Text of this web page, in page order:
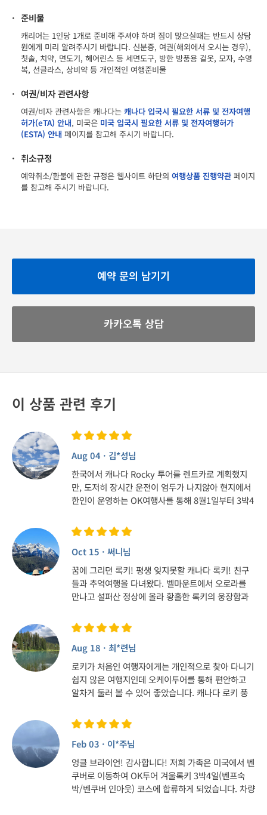
· 준비물
캐리어는 1인당 1개로 준비해 주셔야 하며 짐이 많으실때는 반드시 상담
원에게 미리 알려주시기 바랍니다. 신분증, 여권(해외에서 오시는 경우),
칫솔, 치약, 면도기, 헤어린스 등 세면도구, 방한 방풍용 겉옷, 모자, 수영
복, 선글라스, 상비약 등 개인적인 여행준비물
· 여권/비자 관련사항
여권/비자 관련사항은 캐나다는 캐나다 입국시 필요한 서류 및 전자여행
허가(eTA) 안내, 미국은 미국 입국시 필요한 서류 및 전자여행허가
(ESTA) 안내 페이지를 참고해 주시기 바랍니다.
· 취소규정
예약취소/환불에 관한 규정은 웹사이트 하단의 여행상품 진행약관 페이지
를 참고해 주시기 바랍니다.
예약 문의 남기기
카카오톡 상담
이 상품 관련 후기
Aug 04 · 김*성님
한국에서 캐나다 Rocky 투어를 렌트카로 계획했지
만, 도저히 장시간 운전이 엄두가 나지않아 현지에서
한인이 운영하는 OK여행사를 통해 8월1일부터 3박4
행에서 가장 기대했던 Banff 다운타운과 모레인 호수
를 비롯한 5개 호수를 환상적인 날씨에서 즐길 수 있
었으며, 이동 중 버스 안에서 안드레아 가이드님이 들
려주신 관광지 소개 뿐만 아니라 캐나다 역사와 복지
제도 등도 아주 재미있고 유익했습니다. 대형버스로
편안하게 이동을 도와주신 기사님과, 현지인들에게만
알려진 멋진 장소도 열정적으로 공개하고 안내해 주
음번 아들들과 캐나다 여행할 때 꼭 다시 만나기를 기
대하겠습니다. 그때까지 건강하고 행복하게 보내세
Oct 15 · 써니님
꿈에 그리던 록키! 평생 잊지못할 캐나다 록키! 친구
들과 추억여행을 다녀왔다. 벨마운트에서 오로라를
만나고 설퍼산 정상에 올라 황홀한 록키의 웅장함과
행복한 저녁식사를 하며 각자의 삶을 이야기하며 나
를 돌아보기도 하였다. 돌산을 걸어들어가 만난 모레
인호수의 코발트블루의 반짝임은 가슴 무클한 설레임
으로 다가왔다. 코퀴할라 하이에이를 타고 제스퍼에
서 시작된 록키여행은 콜롶비아 빙원을 지나고 레이
크루이스와 페이크호수, 보우강, 모레인호수, 투젝호
수 에메랄드 호수로 이어졌다. 3박 4일간의 록키는 잊
다. 캐나다의 역사와 문화, 교육, 살아가는 모습들을
알게되었고 이번 여행을 통해 내가 있어야할 곳과 살
행의 묘미는 록키산 봉우리 마다의 사연과 의미를 유
창하고 톡톡튀는 멘트로 전해주신 로라가이드님에게
서 더욱 빛이 났다. 함께 여행하는 일행분들을 스토리
Aug 18 · 최*련님
로키가 처음인 여행자에게는 개인적으로 찾아 다니기
쉽지 않은 여행지인데 오케이투어를 통해 편안하고
알차게 둘러 볼 수 있어 좋았습니다. 캐나다 로키 풍
에 또 도전해보고 싶은 욕심이 생기네요. 박식하신
Andrew가이드님이 '아는 만큼 보인다'고 역사, 문
화, 지리, 과학 등 광범위하게 배경 설명 잘 해주셔서
어른은 물론 특히 함께 간 아이에게 교육적으로 정말
유익하고 좋았어요. 모레인레이크는 입장료도 내고
셔틀로만 들어갈 수 있는 웅장한 장소인만큼 넘 멋져
서 투어 시간 배분할때 다른 작은 호수의 시간을 조금
Feb 03 · 이*주님
엉클 브라이언! 감사합니다! 저희 가족은 미국에서 벤
쿠버로 이동하여 OK투어 겨울록키 3박4일(벤프숙
박/벤쿠버 인아웃) 코스에 합류하게 되었습니다. 차량